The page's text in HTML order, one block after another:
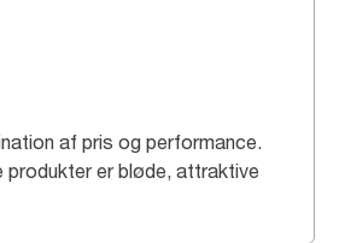
af pris og performance.
produkter er bløde, attraktive